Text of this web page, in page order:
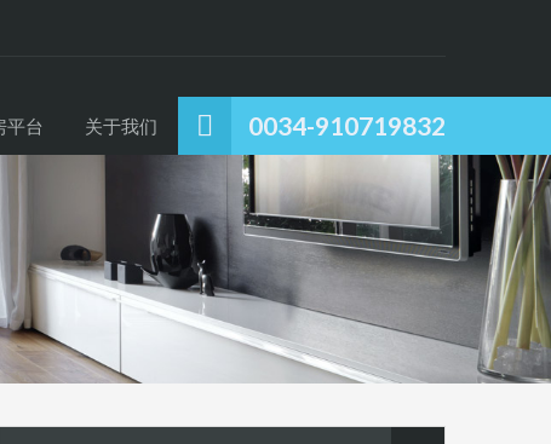
0034-910719832
平台 关于我们